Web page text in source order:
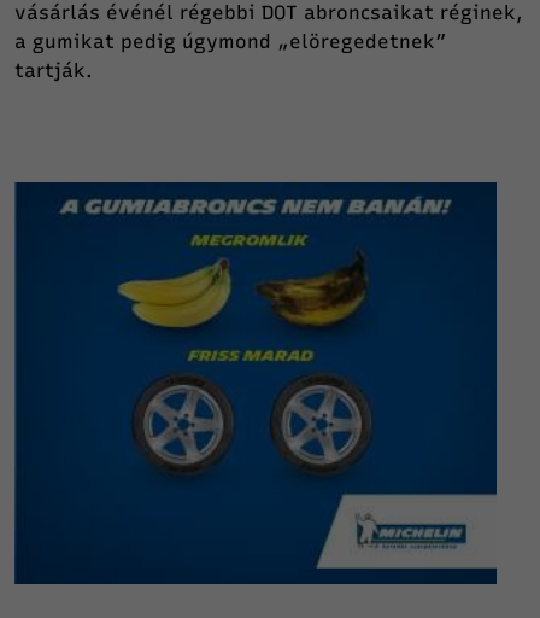
vásárlás événél régebbi DOT abroncsaikat réginek,
a gumikat pedig úgymond „elöregedetnek”
tartják.